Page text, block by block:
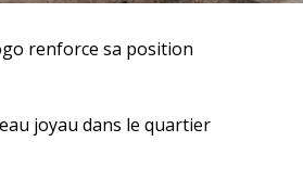
renforce sa position
joyau dans le quartier